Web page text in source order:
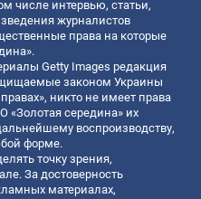
числе интервью, статьи,
журналистов
права на которые
Getty Images редакция
законом Украины
никто не имеет права
«Золотая середина» их
воспроизводству,
форме.
точку зрения,
За достоверность
материалах,